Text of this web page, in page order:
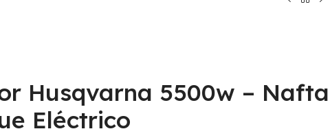
Husqvarna 5500w – Nafta
Eléctrico